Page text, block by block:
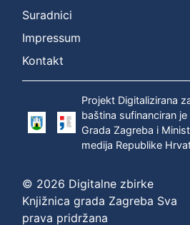
Suradnici
Impressum
Kontakt
Projekt Digitalizirana
baština sufinanciran
Grada Zagreba i
medija Republike
© 2026 Digitalne zbirke
Knjižnica grada Zagreba Sva
prava pridržana